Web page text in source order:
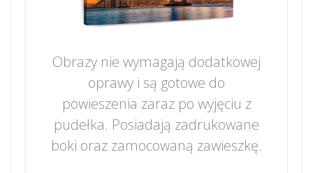
Obrazy nie wymagają dodatkowej
oprawy i są gotowe do
powieszenia zaraz po wyjęciu z
pudełka. Posiadają zadrukowane
boki oraz zamocowaną zawieszkę.